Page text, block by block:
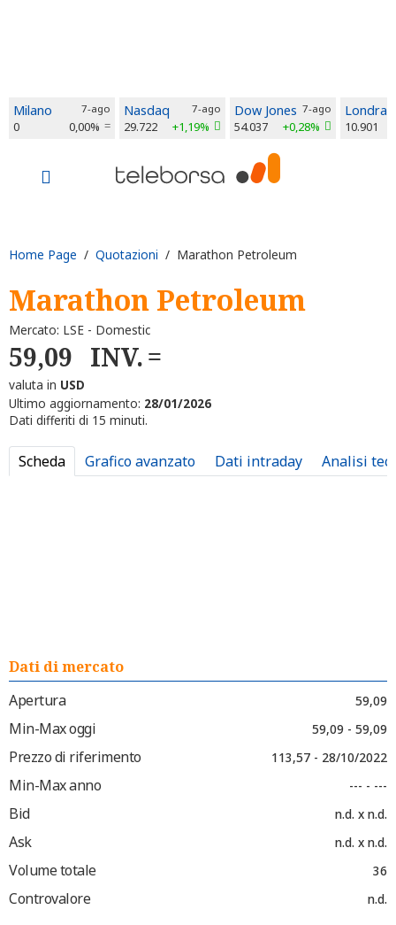
Milano 7-ago
0 0,00%
Nasdaq 7-ago
29.722 +1,19%
Dow Jones 7-ago
54.037 +0,28%
Londra
10.901
Home Page / Quotazioni / Marathon Petroleum
Marathon Petroleum
Mercato: LSE - Domestic
59,09 INV.
valuta in USD
Ultimo aggiornamento: 28/01/2026
Dati differiti di 15 minuti.
Scheda Grafico avanzato Dati intraday Analisi
Dati di mercato
Apertura
59,09
Min-Max oggi 59,09 - 59,09
Prezzo di riferimento 113,57 - 28/10/2022
Min-Max anno --- - ---
Bid n.d. x n.d.
Ask n.d. x n.d.
Volume totale 36
Controvalore n.d.